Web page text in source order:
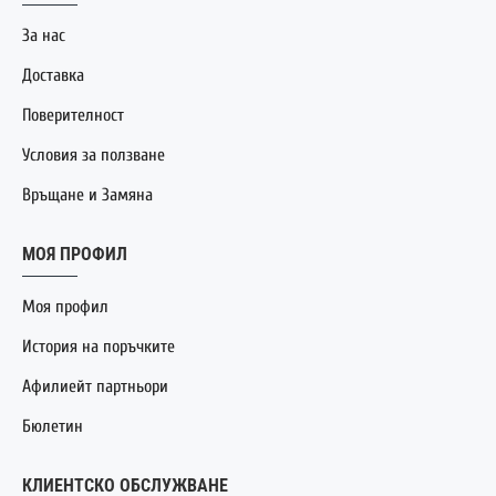
За нас
Доставка
Поверителност
Условия за ползване
Връщане и Замяна
МОЯ ПРОФИЛ
Моя профил
История на поръчките
Афилиейт партньори
Бюлетин
КЛИЕНТСКО ОБСЛУЖВАНЕ